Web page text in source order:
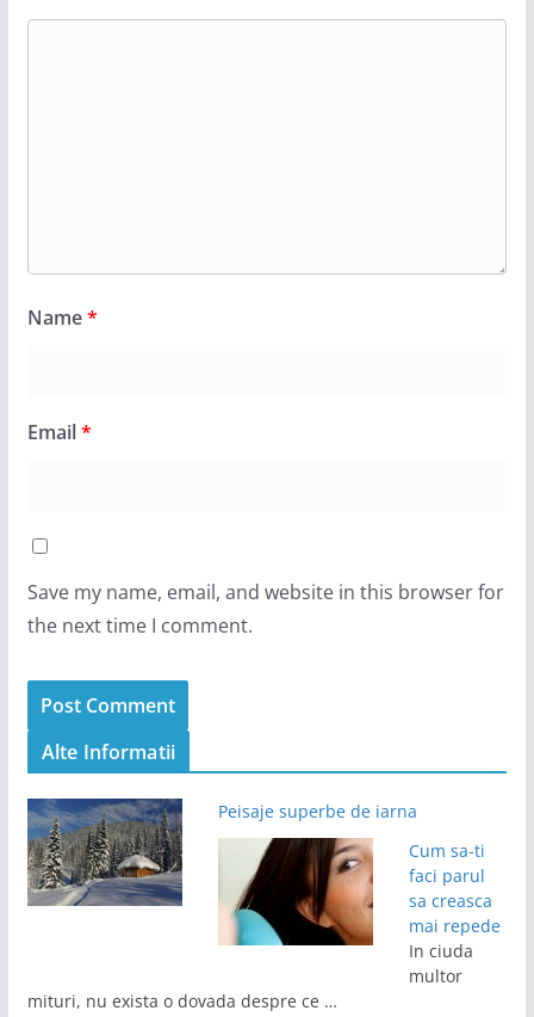
Name*
Email*
Save my name, email, and website in this browser for
the next time I comment.
Alte Informatii
Peisaje superbe de iarna
Cum sa-ti
faci parul
sa creasca
mai repede
In ciuda
multor
mituri, nu exista o dovada despre ce …